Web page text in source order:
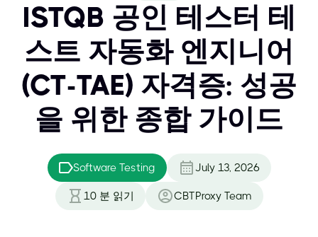
ISTQB 공인 테스터 테
스트 자동화 엔지니어
(CT-TAE) 자격증: 성공
을 위한 종합 가이드
Software Testing July 13, 2026
10 분 읽기 CBTProxy Team